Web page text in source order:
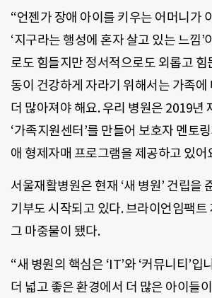
“언젠가 장애 아이를 키우는 어머니가
‘지구라는 행성에 혼자 살고 있는 느낌’
로도 힘들지만 정서적으로도 외롭고 힘
동이 건강하게 자라기 위해서는 가족에
더 많아져야 해요. 우리 병원은 2019년
‘가족지원센터’를 만들어 보호자 멘토
애 형제자매 프로그램을 제공하고 있어
서울재활병원은 현재 ‘새 병원’ 건립을
기부도 시작되고 있다. 브라이언임팩트
그 마중물이 됐다.
“새 병원의 핵심은 ‘IT’와 ‘커뮤니티’입
더 넓고 좋은 환경에서 더 많은 아이들